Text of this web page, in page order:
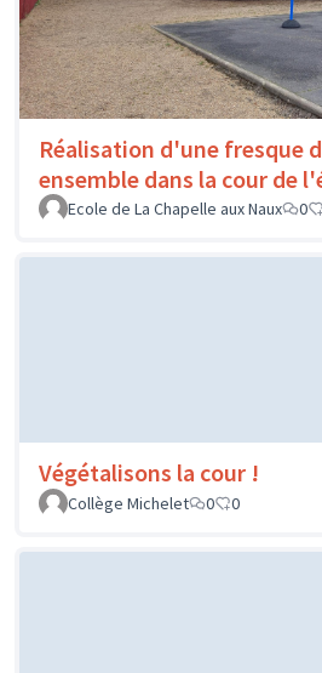
Réalisation d'une fresque
ensemble dans la cour de
Ecole de La Chapelle aux Naux
0
Végétalisons la cour !
Collège Michelet
0 0